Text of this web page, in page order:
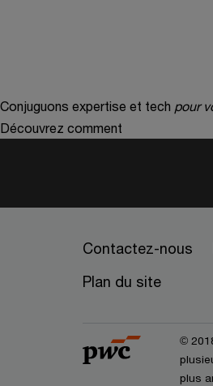
Conjuguons expertise et tech pour
Découvrez comment
Contactez-nous
Plan du site
©
plus